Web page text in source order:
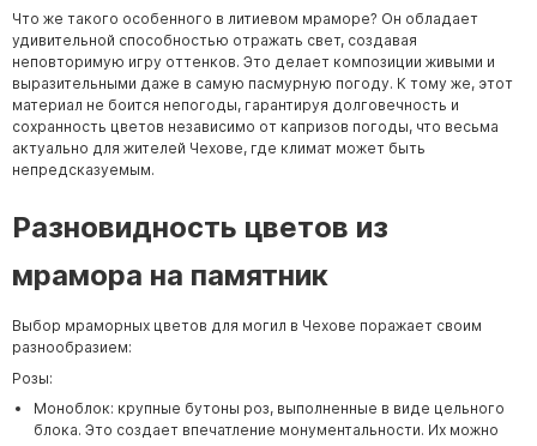
Что же такого особенного в литиевом мраморе? Он обладает
удивительной способностью отражать свет, создавая
неповторимую игру оттенков. Это делает композиции живыми и
выразительными даже в самую пасмурную погоду. К тому же, этот
материал не боится непогоды, гарантируя долговечность и
сохранность цветов независимо от капризов погоды, что весьма
актуально для жителей Чехове, где климат может быть
непредсказуемым.
Разновидность цветов из
мрамора на памятник
Выбор мраморных цветов для могил в Чехове поражает своим
разнообразием:
Розы:
Моноблок: крупные бутоны роз, выполненные в виде цельного
блока. Это создает впечатление монументальности. Их можно